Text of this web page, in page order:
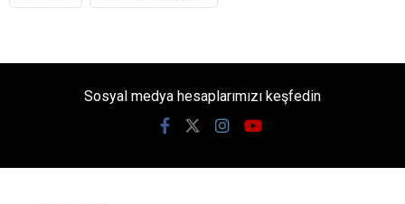
Sosyal medya hesaplarımızı keşfedin